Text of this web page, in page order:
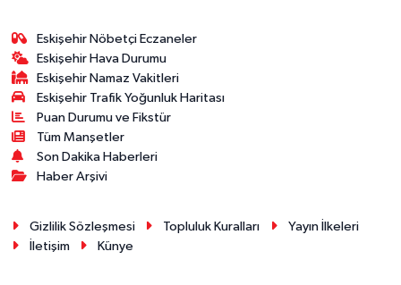
Eskişehir Nöbetçi Eczaneler
Eskişehir Hava Durumu
Eskişehir Namaz Vakitleri
Eskişehir Trafik Yoğunluk Haritası
Puan Durumu ve Fikstür
Tüm Manşetler
Son Dakika Haberleri
Haber Arşivi
Gizlilik Sözleşmesi Topluluk Kuralları
Yayın İlkeleri
İletişim
Künye